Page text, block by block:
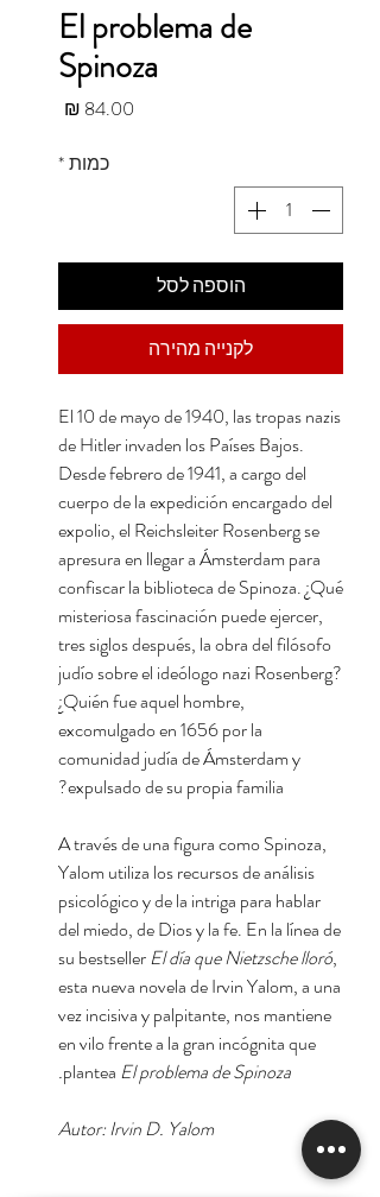
El problema de
Spinoza
כמות*
הוספה לסל
לקנייה מהירה
El 10 de mayo de 1940, las tropas nazis
de Hitler invaden los Países Bajos.
Desde febrero de 1941, a cargo del
cuerpo de la expedición encargado del
expolio, el Reichsleiter Rosenberg se
apresura en llegar a Ámsterdam para
confiscar la biblioteca de Spinoza. ¿Qué
misteriosa fascinación puede ejercer,
tres siglos después, la obra del filósofo
judío sobre el ideólogo nazi Rosenberg?
¿Quién fue aquel hombre,
excomulgado en 1656 por la
comunidad judía de Ámsterdam y
expulsado de su propia familia?
A través de una figura como Spinoza,
Yalom utiliza los recursos de análisis
psicológico y de la intriga para hablar
del miedo, de Dios y la fe. En la línea de
su bestsellerEl día que Nietzsche lloró,
esta nueva novela de Irvin Yalom, a una
vez incisiva y palpitante, nos mantiene
en vilo frente a la gran incógnita que
plantea El problema de Spinoza.
Autor: Irvin D. Yalom